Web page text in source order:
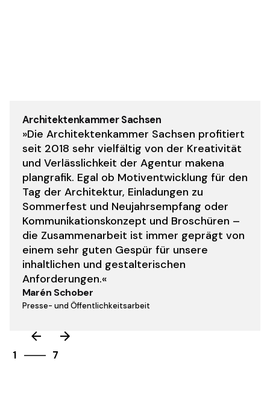
Architektenkammer Sachsen
»Die Architektenkammer Sachsen profitiert
seit 2018 sehr vielfältig von der Kreativität
und Verlässlichkeit der Agentur makena
plangrafik. Egal ob Motiventwicklung für den
Tag der Architektur, Einladungen zu
Sommerfest und Neujahrsempfang oder
Kommunikationskonzept und Broschüren –
die Zusammenarbeit ist immer geprägt von
einem sehr guten Gespür für unsere
inhaltlichen und gestalterischen
Anforderungen.«
Marén Schober
Presse- und Öffentlichkeitsarbeit
1
7